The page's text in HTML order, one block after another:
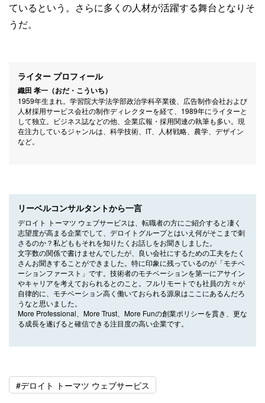
ているという。さらに多くの人材が活躍する舞台となりそ
うだ。
ライター プロフィール
織田 孝一（おだ・こういち）
1959年生まれ。学習院大学法学部政治学科卒業後、広告制作会社および
人材採用サービス会社の制作ディレクターを経て、1989年にライターと
して独立。ビジネス誌などの他、企業広報・採用関連の執筆も多い。現
在注力しているジャンルは、科学技術、IT、人材戦略、農学、デザイン
など。
リーベルコンサルタントから一言
デロイト トーマツ ウェブサービスは、転職者の方にご紹介すると凄く
志望度が高まる企業でして、デロイトグループとはいえ何がそこまで刺
さるのか？私どももそれを知りたくお話しをお聞きしました。
文字数の関係で書けませんでしたが、良い会社にするための工夫をたく
さんお聞きすることができました。特に印象に残っているのが「モチベ
ーションファースト」です。技術者のモチベーションを第一にアサイン
やキャリアを考えておられるとのこと。フルリモートでも社員の方々が
自律的に、モチベーション高く働いておられる源泉はここにあるんだろ
うなと思いました。
More Professional、More Trust、More Funの創業ポリシーを貫き、更な
る成長を遂げると確信できる注目度の高い企業です。
#デロイト トーマツ ウェブサービス